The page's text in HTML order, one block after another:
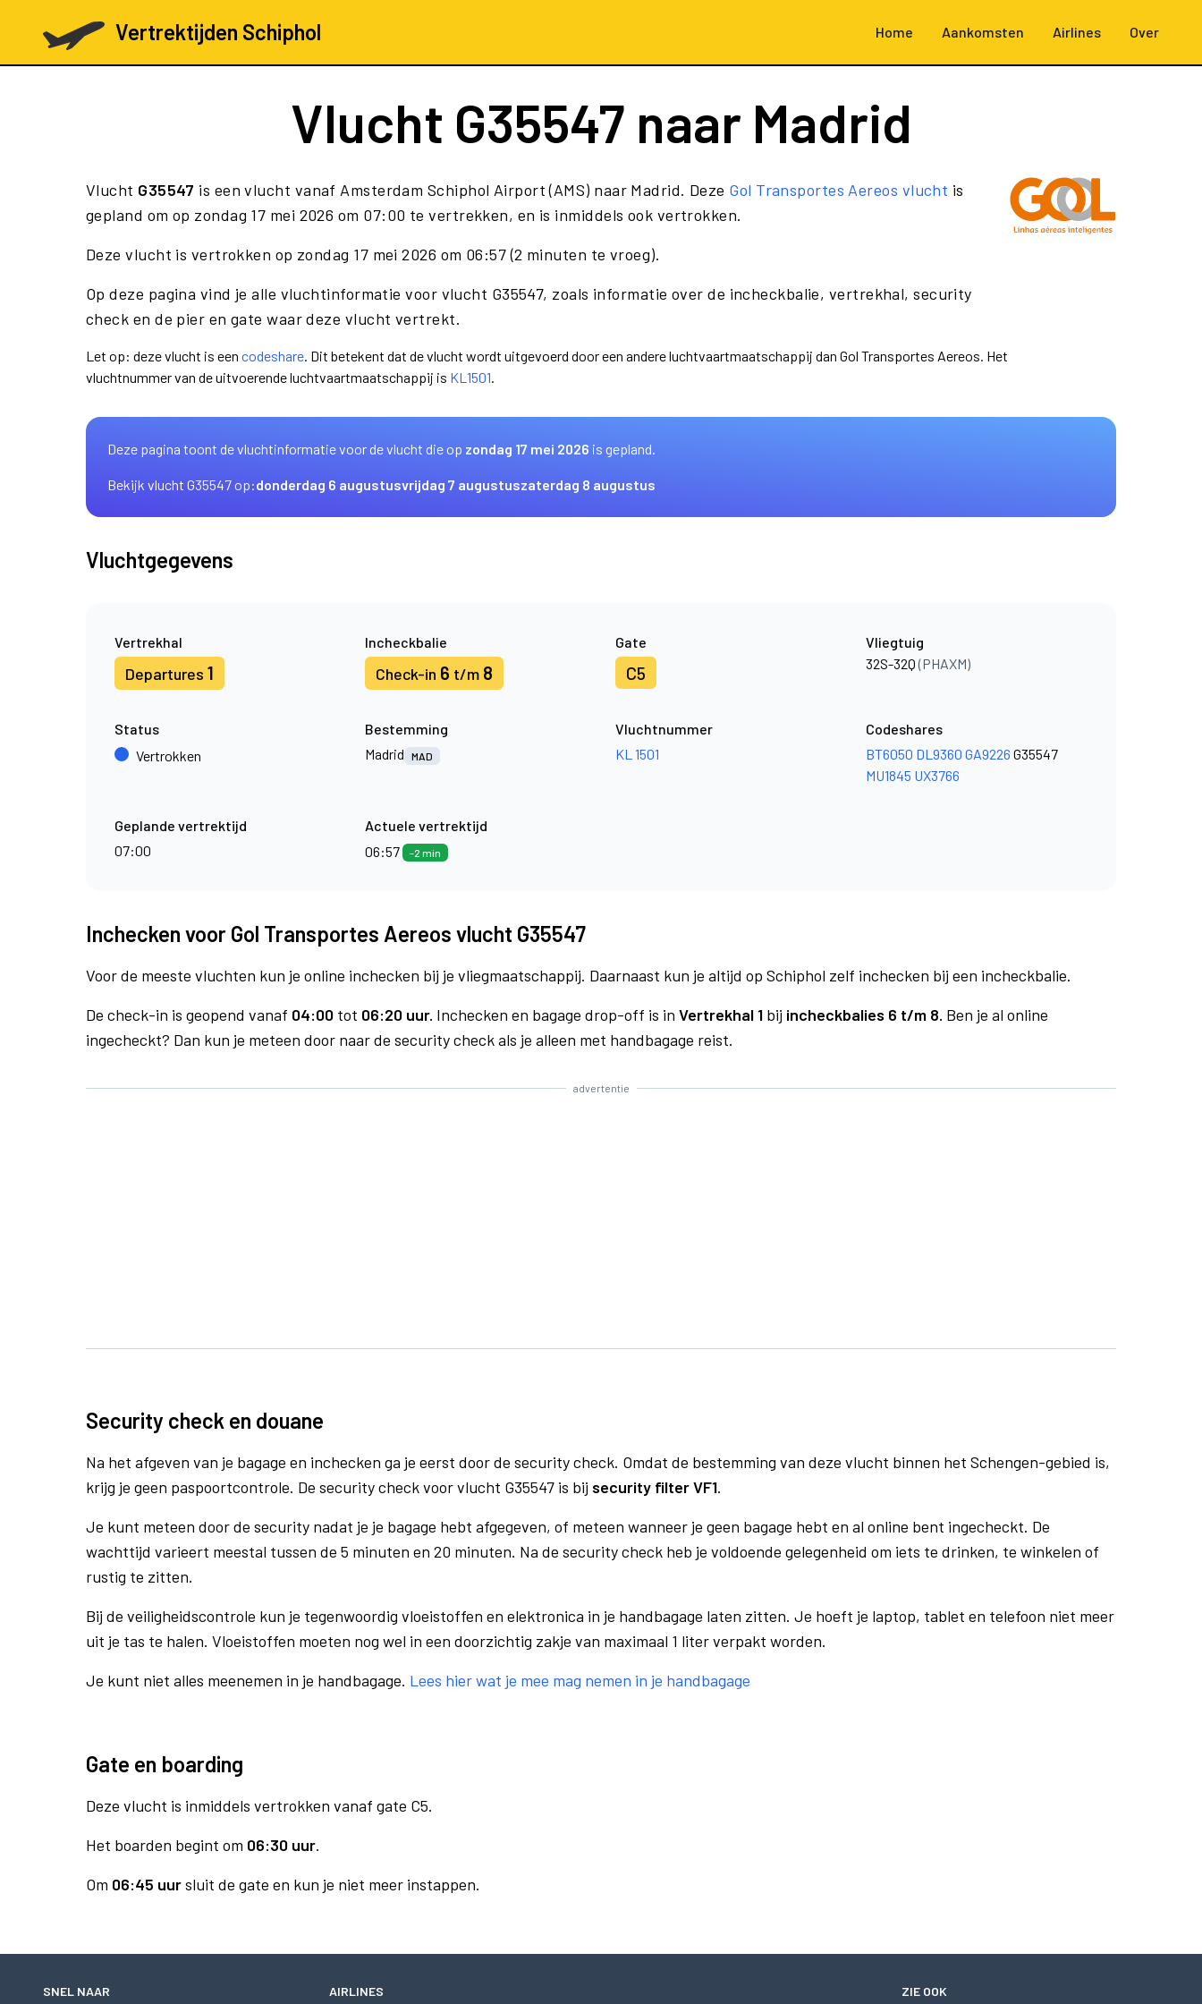
Vertrektijden Schiphol Home Aankomsten Airlines Over
Vlucht G35547 naar Madrid
Vlucht G35547 is een vlucht vanaf Amsterdam Schiphol Airport (AMS) naar Madrid. Deze Gol Transportes Aereos vlucht is
gepland om op zondag 17 mei 2026 om 07:00 te vertrekken, en is inmiddels ook vertrokken.
Deze vlucht is vertrokken op zondag 17 mei 2026 om 06:57 (2 minuten te vroeg).
Op deze pagina vind je alle vluchtinformatie voor vlucht G35547, zoals informatie over de incheckbalie, vertrekhal, security
check en de pier en gate waar deze vlucht vertrekt.
Let op: deze vlucht is een codeshare. Dit betekent dat de vlucht wordt uitgevoerd door een andere luchtvaartmaatschappij dan Gol Transportes Aereos. Het
vluchtnummer van de uitvoerende luchtvaartmaatschappij is KL1501.
Deze pagina toont de vluchtinformatie voor de vlucht die op zondag 17 mei 2026 is gepland.
Bekijk vlucht G35547 op:donderdag 6 augustusvrijdag 7 augustuszaterdag 8 augustus
Vluchtgegevens
Vertrekhal
Departures 1
Incheckbalie
Check-in 6 t/m 8
Gate
C5
Vliegtuig
32S-32Q(PHAXM)
Status
Vertrokken
Bestemming
Madrid
MAD
Vluchtnummer
KL 1501
Codeshares
BT6050 DL9360 GA9226 G35547
MU1845 UX3766
Geplande vertrektijd
07:00
Actuele vertrektijd
06:57
-2 min
Inchecken voor Gol Transportes Aereos vlucht G35547
Voor de meeste vluchten kun je online inchecken bij je vliegmaatschappij. Daarnaast kun je altijd op Schiphol zelf inchecken bij een incheckbalie.
De check-in is geopend vanaf 04:00 tot 06:20 uur. Inchecken en bagage drop-off is in Vertrekhal 1 bij incheckbalies 6 t/m 8. Ben je al online
ingecheckt? Dan kun je meteen door naar de security check als je alleen met handbagage reist.
advertentie
Security check en douane
Na het afgeven van je bagage en inchecken ga je eerst door de security check. Omdat de bestemming van deze vlucht binnen het Schengen-gebied is,
krijg je geen paspoortcontrole. De security check voor vlucht G35547 is bij security filter VF1.
Je kunt meteen door de security nadat je je bagage hebt afgegeven, of meteen wanneer je geen bagage hebt en al online bent ingecheckt. De
wachttijd varieert meestal tussen de 5 minuten en 20 minuten. Na de security check heb je voldoende gelegenheid om iets te drinken, te winkelen of
rustig te zitten.
Bij de veiligheidscontrole kun je tegenwoordig vloeistoffen en elektronica in je handbagage laten zitten. Je hoeft je laptop, tablet en telefoon niet meer
uit je tas te halen. Vloeistoffen moeten nog wel in een doorzichtig zakje van maximaal 1 liter verpakt worden.
Je kunt niet alles meenemen in je handbagage. Lees hier wat je mee mag nemen in je handbagage
Gate en boarding
Deze vlucht is inmiddels vertrokken vanaf gate C5.
Het boarden begint om 06:30 uur.
Om 06:45 uursluit de gate en kun je niet meer instappen.
SNEL NAAR AIRLINES ZIE OOK